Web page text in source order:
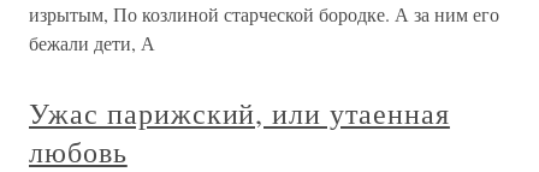
изрытым, По козлиной старческой бородке. А за ним его
бежали дети, А
Ужас парижский, или утаенная
любовь